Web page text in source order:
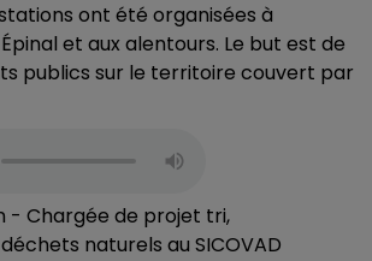
ont été organisées à
et aux alentours. Le but est de
publics sur le territoire couvert par
- Chargée de projet tri,
naturels au SICOVAD